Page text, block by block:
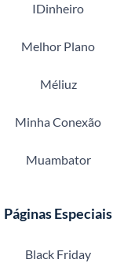
IDinheiro
Melhor Plano
Méliuz
Minha Conexão
Muambator
Páginas Especiais
Black Friday